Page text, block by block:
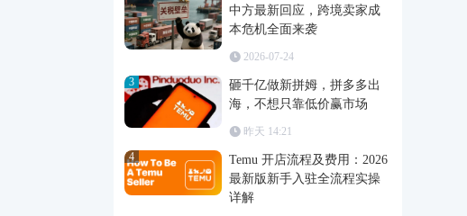
中方最新回应，跨境卖家成
本危机全面来袭
2026-07-24
3
砸千亿做新拼姆，拼多多出
海，不想只靠低价赢市场
昨天 14:21
4
Temu 开店流程及费用：2026
最新版新手入驻全流程实操
详解